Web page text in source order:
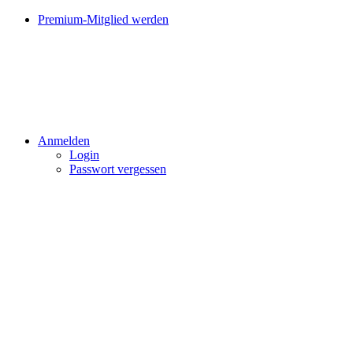
Premium-Mitglied werden
Anmelden
Login
Passwort vergessen